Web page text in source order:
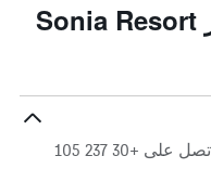
للأسئلة المتعلقة بالفندق أو إقامتك ، اتصل على +30 237 105